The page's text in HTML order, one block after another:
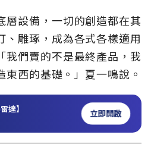
層設備，一切的創造都在其
、雕琢，成為各式各樣適用
我們賣的不是最終產品，我
西的基礎。」夏一鳴說。
達】 立即開啟